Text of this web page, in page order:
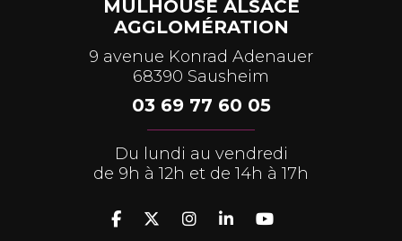
MULHOUSE ALSACE
AGGLOMÉRATION
9 avenue Konrad Adenauer
68390 Sausheim
03 69 77 60 05
Du lundi au vendredi
de 9h à 12h et de 14h à 17h